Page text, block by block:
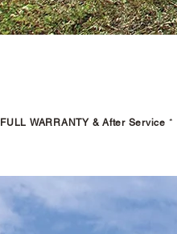
FULL WARRANTY & After Service *